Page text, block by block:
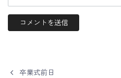
卒業式前日